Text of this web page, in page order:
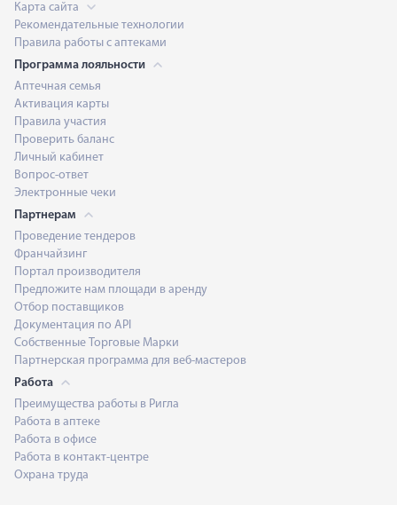
Карта сайта
Рекомендательные технологии
Правила работы с аптеками
Программа лояльности
Аптечная семья
Активация карты
Правила участия
Проверить баланс
Личный кабинет
Вопрос-ответ
Электронные чеки
Партнерам
Проведение тендеров
Франчайзинг
Портал производителя
Предложите нам площади в аренду
Отбор поставщиков
Документация по API
Собственные Торговые Марки
Партнерская программа для веб-мастеров
Работа
Преимущества работы в Ригла
Работа в аптеке
Работа в офисе
Работа в контакт-центре
Охрана труда